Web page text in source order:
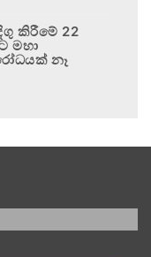
කිරීමේ 22
මහා
නෑ